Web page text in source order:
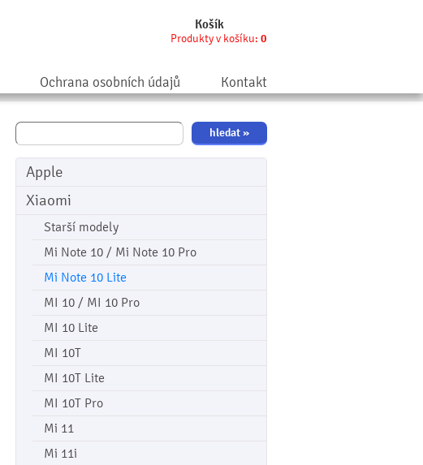
Košík
Produkty v košíku: 0
Ochrana osobních údajů Kontakt
Apple
Xiaomi
Starší modely
Mi Note 10 / Mi Note 10 Pro
Mi Note 10 Lite
MI 10 / MI 10 Pro
MI 10 Lite
MI 10T
MI 10T Lite
MI 10T Pro
Mi 11
Mi 11i